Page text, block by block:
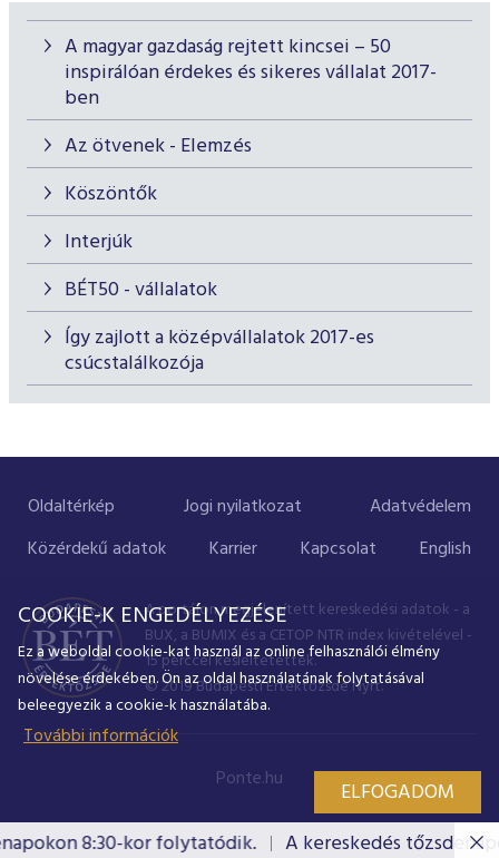
8:30-kor folytatódik. A kereskedés
A magyar gazdaság rejtett kincsei – 50
inspirálóan érdekes és sikeres vállalat 2017-
ben
Az ötvenek - Elemzés
Köszöntők
Interjúk
BÉT50 - vállalatok
Így zajlott a középvállalatok 2017-es
csúcstalálkozója
Oldaltérkép Jogi nyilatkozat
Adatvédelem
Közérdekű adatok
Karrier Kapcsolat English
A portálon megjelenített kereskedési adatok - a
BUX, a BUMIX és a CETOP NTR index kivételével -
15 perccel késleltetettek.
© 2019 Budapesti Értéktőzsde Nyrt.
Ponte.hu
COOKIE-K ENGEDÉLYEZÉSE
Ez a weboldal cookie-kat használ az online felhasználói élmény
növelése érdekében. Ön az oldal használatának folytatásával
beleegyezik a cookie-k használatába.
További információk
ELFOGADOM